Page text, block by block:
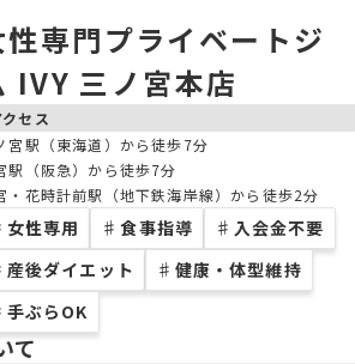
性専門プライベートジ
IVY 三ノ宮本店
クセス
宮駅（東海道）から徒歩7分
駅（阪急）から徒歩7分
・花時計前駅（地下鉄海岸線）から徒歩2分
女性専用 ♯ 食事指導 ♯ 入会金不要
産後ダイエット ♯ 健康・体型維持
手ぶらOK
て